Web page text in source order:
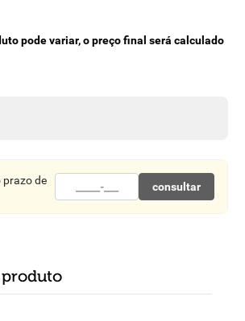
pode variar, o preço final será calculado
prazo de
consultar